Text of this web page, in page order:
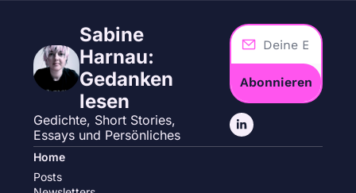
Sabine
Harnau:
Gedanken
lesen
Gedichte, Short Stories,
Essays und Persönliches
Abonnieren
Home
Posts